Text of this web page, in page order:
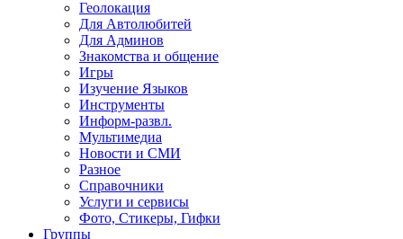
Геолокация
Для Автолюбитей
Для Админов
Знакомства и общение
Игры
Изучение Языков
Инструменты
Информ-развл.
Мультимедиа
Новости и СМИ
Разное
Справочники
Услуги и сервисы
Фото, Стикеры, Гифки
Группы